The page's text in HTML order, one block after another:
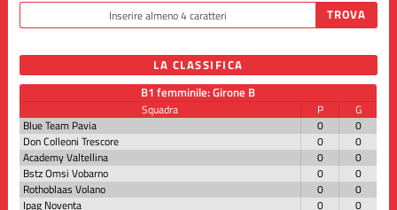
LA CLASSIFICA
B1 femminile: Girone B
Squadra P
G
Blue Team Pavia
0
0
Don Colleoni Trescore
0
0
Academy Valtellina
0
0
Bstz Omsi Vobarno
0
0
Rothoblaas Volano
0
0
Ipag Noventa
0
0